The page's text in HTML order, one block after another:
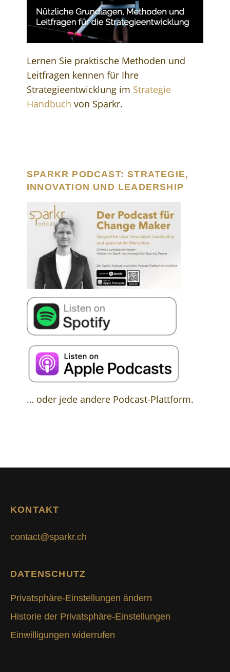
Lernen Sie praktische Methoden und
Leitfragen kennen für Ihre
Strategieentwicklung im Strategie
Handbuch von Sparkr.
SPARKR PODCAST: STRATEGIE,
INNOVATION UND LEADERSHIP
… oder jede andere Podcast-Plattform.
KONTAKT
contact@sparkr.ch
DATENSCHUTZ
Privatsphäre-Einstellungen ändern
Historie der Privatsphäre-Einstellungen
Einwilligungen widerrufen